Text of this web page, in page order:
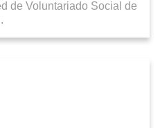
de Voluntariado Social de